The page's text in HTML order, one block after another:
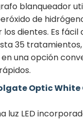
blanqueador
de
los dientes. Es fácil
35 tratamientos,
una opción
Optic
luz LED